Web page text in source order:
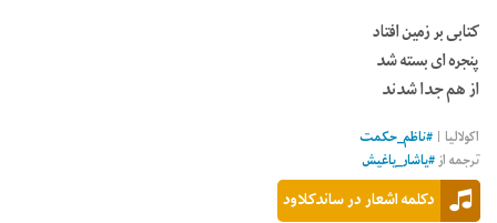
کتابی بر زمین افتاد
پنجره ای بسته شد
از هم جدا شدند
اکولالیا |
#ناظم_حکمت
ترجمه از#یاشار_یاغیش
دکلمه اشعار در ساندکلاود